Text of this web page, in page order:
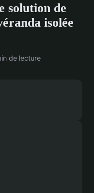
solution de
isolée
de lecture